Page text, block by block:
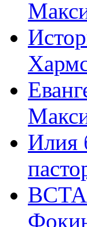
Илия